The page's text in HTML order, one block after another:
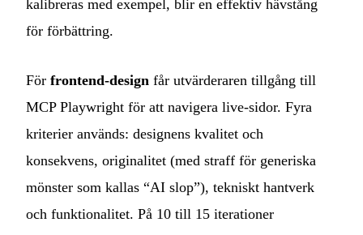
kalibreras med exempel, blir en effektiv hävstång
för förbättring.
För frontend-design får utvärderaren tillgång till
MCP Playwright för att navigera live-sidor. Fyra
kriterier används: designens kvalitet och
konsekvens, originalitet (med straff för generiska
mönster som kallas “AI slop”), tekniskt hantverk
och funktionalitet. På 10 till 15 iterationer